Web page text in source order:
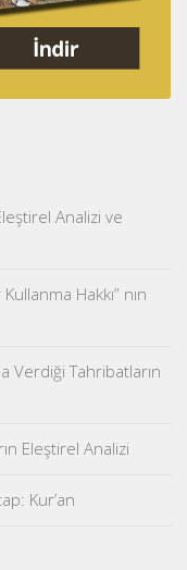
Analizi ve
Hakkı” nın
Verdiği Tahribatların
Eleştirel Analizi
Kur’an